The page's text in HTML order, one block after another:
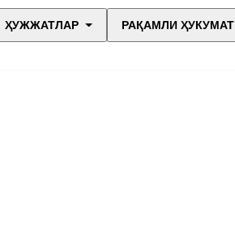
ҲУЖЖАТЛАР РАҚАМЛИ ҲУКУМАТ